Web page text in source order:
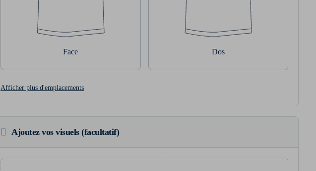
Face Dos
Afficher plus d'emplacements
Ajoutez vos visuels (facultatif)